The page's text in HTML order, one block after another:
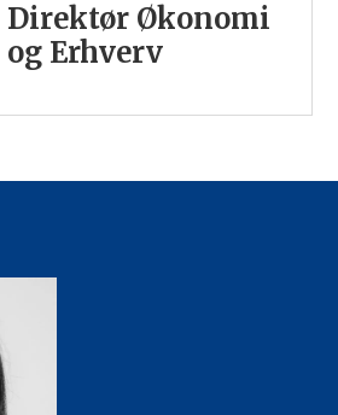
Direktør Økonomi
og Erhverv